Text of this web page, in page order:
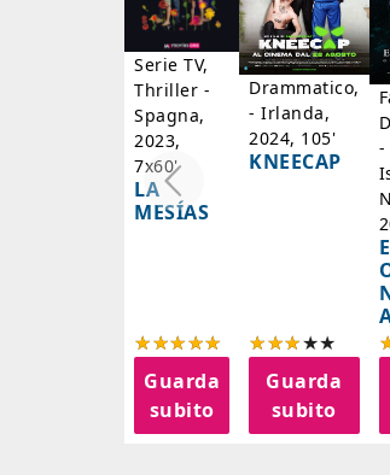
Serie TV,
Thriller -
Spagna,
2023,
7x60'
LA
MESÍAS
Guarda
subito
Drammatico,
- Irlanda,
2024, 105'
KNEECAP
Guarda
subito
-